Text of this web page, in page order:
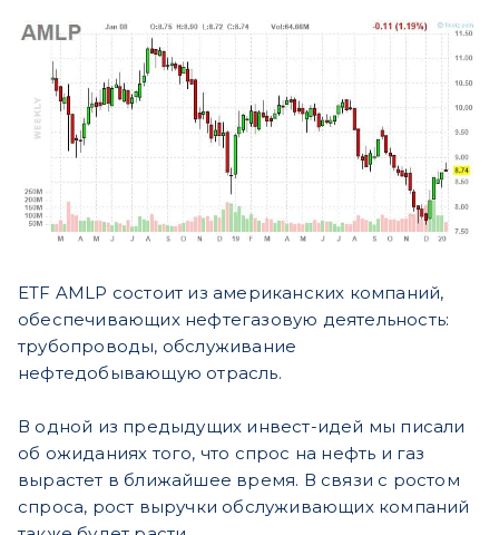
ETF AMLP состоит из американских компаний,
обеспечивающих нефтегазовую деятельность:
трубопроводы, обслуживание
нефтедобывающую отрасль.
В одной из предыдущих инвест-идей мы писали
об ожиданиях того, что спрос на нефть и газ
вырастет в ближайшее время. В связи с ростом
спроса, рост выручки обслуживающих компаний